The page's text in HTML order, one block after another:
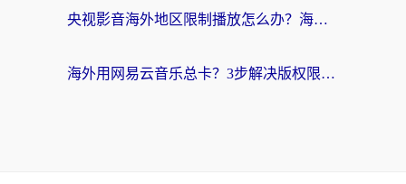
央视影音海外地区限制播放怎么办？海外党亲测有效的回国加速指南
海外用网易云音乐总卡？3步解决版权限制+卡顿，还能听喜马拉雅！